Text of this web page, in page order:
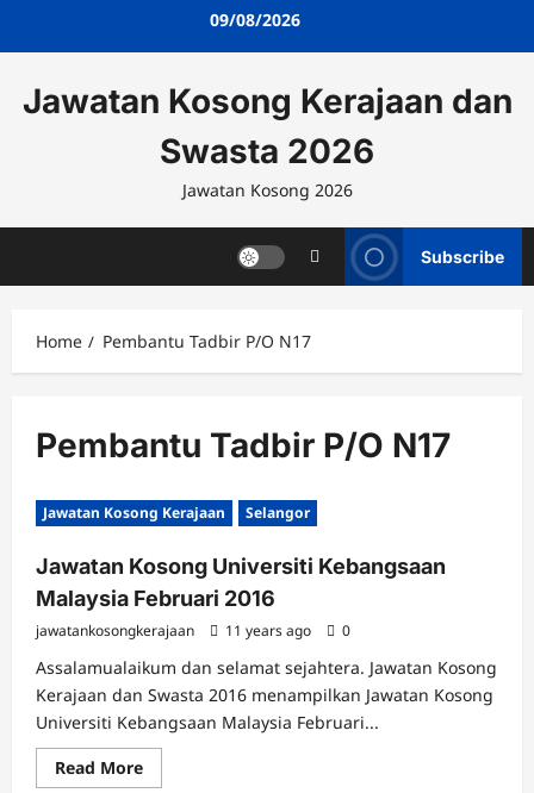
09/08/2026
Jawatan Kosong Kerajaan dan
Swasta 2026
Jawatan Kosong 2026
Subscribe
Home Pembantu Tadbir P/O N17
Pembantu Tadbir P/O N17
Jawatan Kosong Kerajaan Selangor
Jawatan Kosong Universiti Kebangsaan
Malaysia Februari 2016
jawatankosongkerajaan 11 years ago 0
Assalamualaikum dan selamat sejahtera. Jawatan Kosong
Kerajaan dan Swasta 2016 menampilkan Jawatan Kosong
Universiti Kebangsaan Malaysia Februari...
Read MoreRead
more